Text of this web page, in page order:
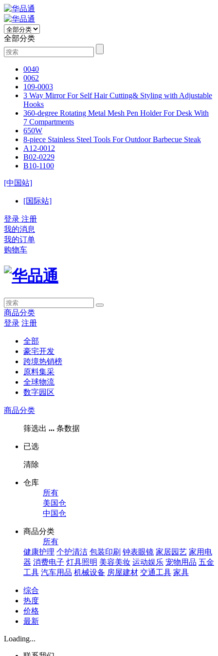
全部分类
0040
0062
109-0003
3 Way Mirror For Self Hair Cutting& Styling with Adjustable
Hooks
360-degree Rotating Metal Mesh Pen Holder For Desk With
7 Compartments
650W
8-piece Stainless Steel Tools For Outdoor Barbecue Steak
A12-0012
B02-0229
B10-1100
[中国站]
[国际站]
登录 注册
我的消息
我的订单
购物车
商品分类
登录 注册
全部
豪宅开发
跨境热销榜
原料集采
全球物流
数字园区
商品分类
筛选出 ... 条数据
已选
清除
仓库
所有
美国仓
中国仓
商品分类
所有
健康护理 个护清洁 包装印刷 钟表眼镜 家居园艺 家用电
器 消费电子 灯具照明 美容美妆 运动娱乐 宠物用品 五金
工具 汽车用品 机械设备 房屋建材 交通工具 家具
综合
热度
价格
最新
Loading...